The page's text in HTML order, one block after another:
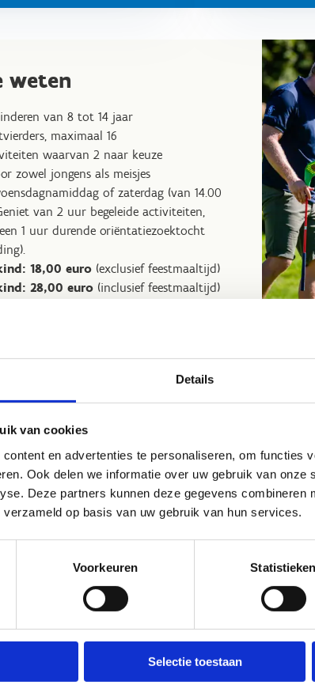
Details
van cookies
en advertenties te personaliseren, om functies
Ook delen we informatie over uw gebruik van onze
Deze partners kunnen deze gegevens combineren
op basis van uw gebruik van hun services.
Voorkeuren Statistieken
Selectie toestaan
weten
van 8 tot 14 jaar
maximaal 16
waarvan 2 naar keuze
zowel jongens als meisjes
of zaterdag (van 14.00
van 2 uur begeleide activiteiten,
1 uur durende oriëntatiezoektocht
18,00 euro (exclusief feestmaaltijd)
28,00 euro (inclusief feestmaaltijd)
je Urban Action
Stap 2: Geef
Wij zorgen voor:
Een sportieve beleving
Een kleine verrassing
Professionele
Hoe reserveren?
Reserveren kan minimaal 2